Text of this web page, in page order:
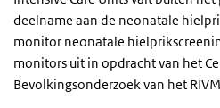
deelname aan de neonatale
monitor neonatale
monitors uit in opdracht van het
Bevolkingsonderzoek van het